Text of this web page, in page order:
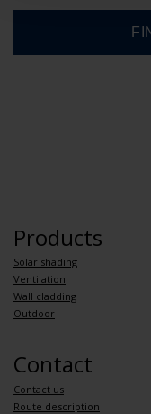
Products
Solar shading
Ventilation
Wall cladding
Outdoor
Contact
Contact us
Route description